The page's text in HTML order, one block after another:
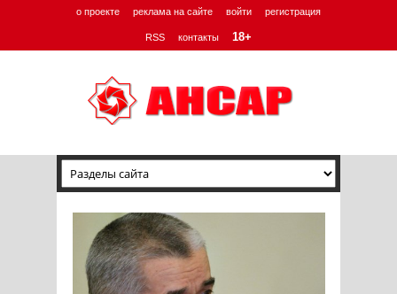
о проекте реклама на сайте войти регистрация
RSS контакты 18+